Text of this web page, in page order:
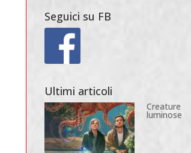
Seguici su FB
Ultimi articoli
Creature
luminose